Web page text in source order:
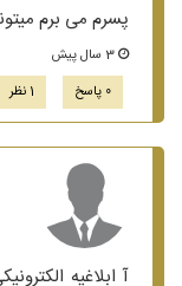
پسرم می برم
0 پاسخ
1 نظر
آ ابلاغیه